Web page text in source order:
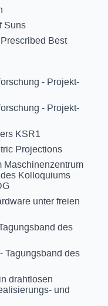
Suns
Best
- Projekt-
- Projekt-
KSR1
Projections
Maschinenzentrum
Kolloquiums
unter freien
des
Tagungsband des
drahtlosen
und